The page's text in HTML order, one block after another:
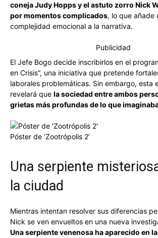
coneja Judy Hopps y el astuto zorro Nick
por momentos complicados, lo que añade
complejidad emocional a la narrativa.
Publicidad
El Jefe Bogo decide inscribirlos en el
en Crisis”, una iniciativa que pretende
laborales problemáticas. Sin embargo, esta
revelará que la sociedad entre ambos
grietas más profundas de lo que
Póster de ‘Zootrópolis 2’
Una serpiente
la ciudad
Mientras intentan resolver sus diferencias
Nick se ven envueltos en una nueva
Una serpiente venenosa ha aparecido en